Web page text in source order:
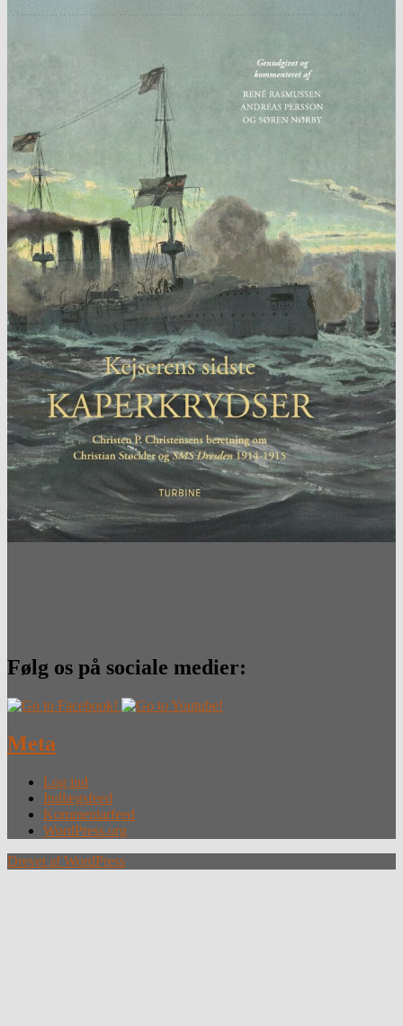
Følg os på sociale medier:
Meta
Log ind
Indlægsfeed
Kommentarfeed
WordPress.org
Drevet af WordPress